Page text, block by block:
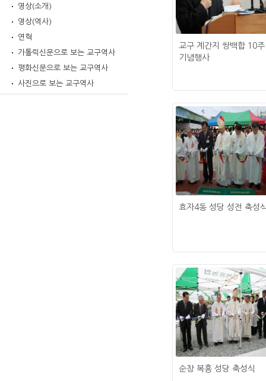
영상(소개)
영상(역사)
연혁
가톨릭신문으로 보는 교구역사
평화신문으로 보는 교구역사
사진으로 보는 교구역사
교구 계간지 쌍백합 10주
기념행사
효자4동 성당 성전 축성
순창 복흥 성당 축성식